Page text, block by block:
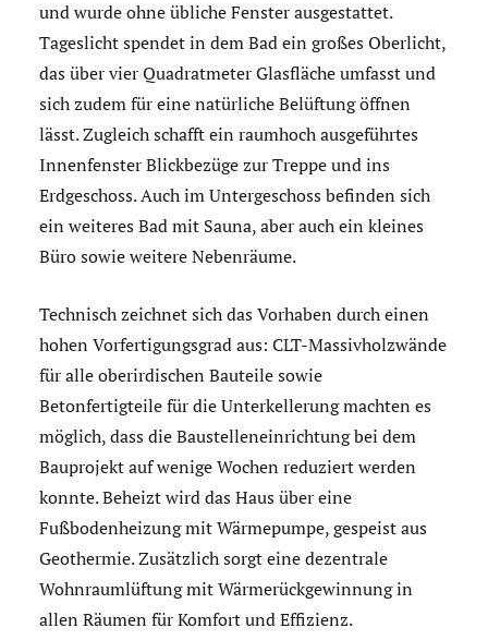
und wurde ohne übliche Fenster ausgestattet.
Tageslicht spendet in dem Bad ein großes Oberlicht,
das über vier Quadratmeter Glasfläche umfasst und
sich zudem für eine natürliche Belüftung öffnen
lässt. Zugleich schafft ein raumhoch ausgeführtes
Innenfenster Blickbezüge zur Treppe und ins
Erdgeschoss. Auch im Untergeschoss befinden sich
ein weiteres Bad mit Sauna, aber auch ein kleines
Büro sowie weitere Nebenräume.
Technisch zeichnet sich das Vorhaben durch einen
hohen Vorfertigungsgrad aus: CLT-Massivholzwände
für alle oberirdischen Bauteile sowie
Betonfertigteile für die Unterkellerung machten es
möglich, dass die Baustelleneinrichtung bei dem
Bauprojekt auf wenige Wochen reduziert werden
konnte. Beheizt wird das Haus über eine
Fußbodenheizung mit Wärmepumpe, gespeist aus
Geothermie. Zusätzlich sorgt eine dezentrale
Wohnraumlüftung mit Wärmerückgewinnung in
allen Räumen für Komfort und Effizienz.